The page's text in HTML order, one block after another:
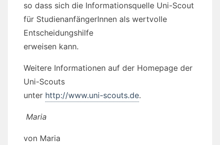
so dass sich die Informationsquelle Uni-Scout
für StudienanfängerInnen als wertvolle
Entscheidungshilfe
erweisen kann.
Weitere Informationen auf der Homepage der
Uni-Scouts
unter http://www.uni-scouts.de.
Maria
von Maria